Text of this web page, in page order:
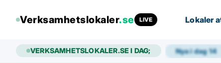
Verksamhetslokaler.se LIVE Lokaler
VERKSAMHETSLOKALER.SE I DAG; Nya i dag14